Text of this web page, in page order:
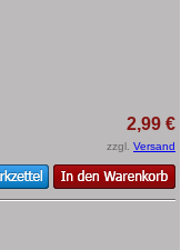
2,99 €
zzgl. Versand